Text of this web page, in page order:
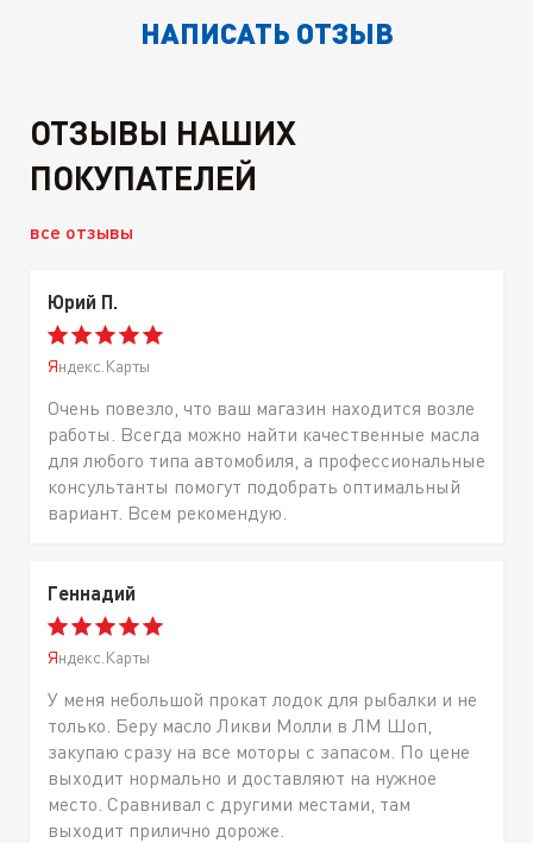
НАПИСАТЬ ОТЗЫВ
ОТЗЫВЫ НАШИХ
ПОКУПАТЕЛЕЙ
все отзывы
Юрий П.
Яндекс.Карты
Очень повезло, что ваш магазин находится возле
работы. Всегда можно найти качественные масла
для любого типа автомобиля, а профессиональные
консультанты помогут подобрать оптимальный
вариант. Всем рекомендую.
Геннадий
Яндекс.Карты
У меня небольшой прокат лодок для рыбалки и не
только. Беру масло Ликви Молли в ЛМ Шоп,
закупаю сразу на все моторы с запасом. По цене
выходит нормально и доставляют на нужное
место. Сравнивал с другими местами, там
выходит прилично дороже.